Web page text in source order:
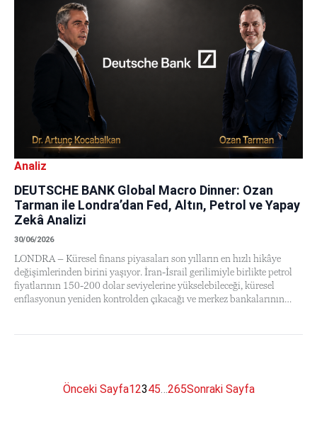
DEUTSCHE BANK Global Macro Dinner: Ozan
Tarman ile Londra’dan Fed, Altın, Petrol ve Yapay
Zekâ Analizi
30/06/2026
Analiz
LONDRA – Küresel finans piyasaları son yılların en hızlı hikâye
değişimlerinden birini yaşıyor. İran-İsrail gerilimiyle birlikte petrol
fiyatlarının 150-200 dolar seviyelerine yükselebileceği, küresel
enflasyonun yeniden kontrolden çıkacağı ve merkez bankalarının…
Önceki Sayfa12345…265Sonraki Sayfa